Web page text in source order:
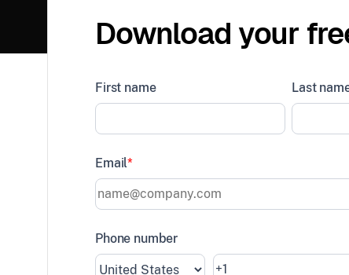
Download your
First name Last
Email*
Phone number